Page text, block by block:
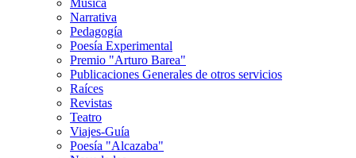
Música
Narrativa
Pedagogía
Poesía Experimental
Premio "Arturo Barea"
Publicaciones Generales de otros servicios
Raíces
Revistas
Teatro
Viajes-Guía
Poesía "Alcazaba"